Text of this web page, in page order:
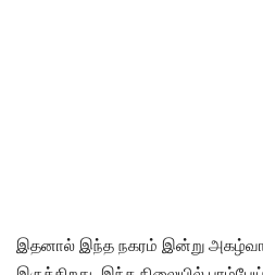
இதனால் இந்த நகரம் இன்று